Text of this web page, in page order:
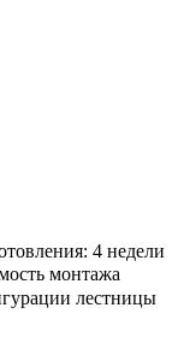
4 недели
монтажа
лестницы